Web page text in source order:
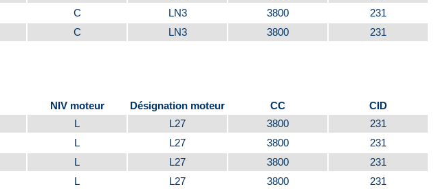
C LN3 3800 231
C LN3 3800 231
NIV moteur Désignation moteur CC CID
L L27 3800 231
L L27 3800 231
L L27 3800 231
L L27 3800 231